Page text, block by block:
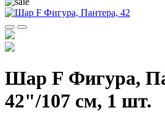
Шар F Фигура,
42"/107 см, 1 шт.